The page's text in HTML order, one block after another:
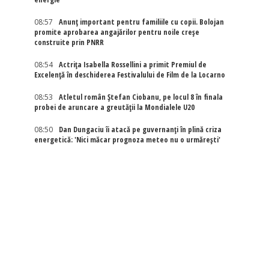
08:57
Anunț important pentru familiile cu copii. Bolojan
promite aprobarea angajărilor pentru noile creșe
construite prin PNRR
08:54
Actriţa Isabella Rossellini a primit Premiul de
Excelenţă în deschiderea Festivalului de Film de la Locarno
08:53
Atletul român Ștefan Ciobanu, pe locul 8 în finala
probei de aruncare a greutății la Mondialele U20
08:50
Dan Dungaciu îi atacă pe guvernanți în plină criza
energetică: 'Nici măcar prognoza meteo nu o urmărești'